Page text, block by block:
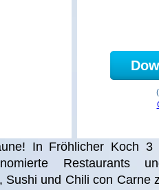
In Fröhlicher Koch 3
Restaurants
Sushi und Chili con Carne